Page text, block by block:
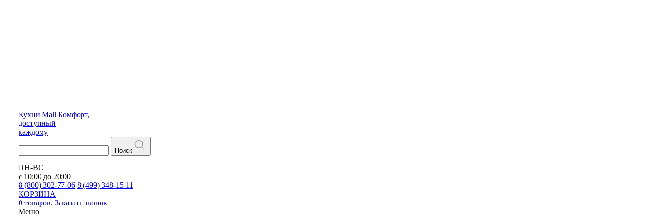
Кухни Mall Комфорт,
доступный
каждому
Поиск
ПН-ВС
с 10:00 до 20:00
8 (800) 302-77-06 8 (499) 348-15-11
КОРЗИНА
0 товаров. Заказать звонок
Меню